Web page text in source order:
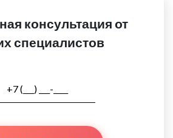
консультация от
специалистов